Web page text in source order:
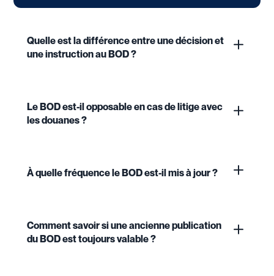
Quelle est la différence entre une décision et
une instruction au BOD ?
Le BOD est-il opposable en cas de litige avec
les douanes ?
À quelle fréquence le BOD est-il mis à jour ?
Comment savoir si une ancienne publication
du BOD est toujours valable ?